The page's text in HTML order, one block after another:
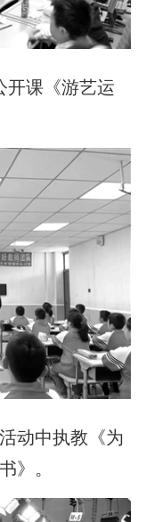
课《游艺运
动中执教《为
》。